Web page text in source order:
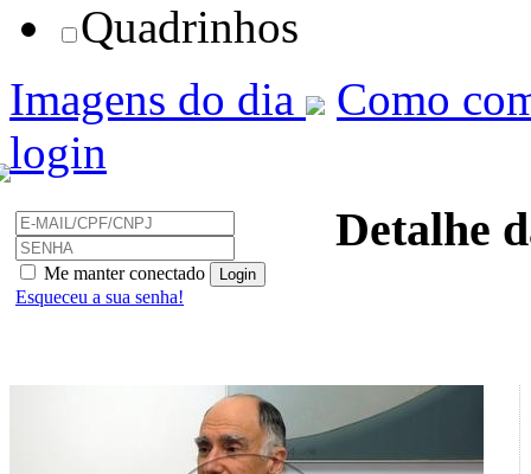
Quadrinhos
Imagens do dia
Como
login
Me manter conectado
Esqueceu a sua senha!
Detalhe